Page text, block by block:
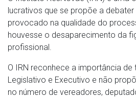
lucrativos que se propõe a
provocado na qualidade do
houvesse o desaparecimento da
profissional.
O IRN reconhece a importância
Legislativo e Executivo e não
no número de vereadores,